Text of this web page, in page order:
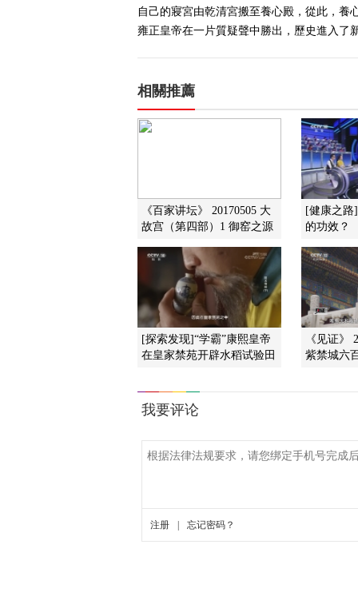
自己的寢宮由乾清宮搬至養心殿，從此，
雍正皇帝在一片質疑聲中勝出，歷史進入了
相關推薦
《百家讲坛》 20170505 大
故宫（第四部）1 御窑之源
[健康之路
的功效？
[探索发现]“学霸”康熙皇帝
在皇家禁苑开辟水稻试验田
《见证》
紫禁城六